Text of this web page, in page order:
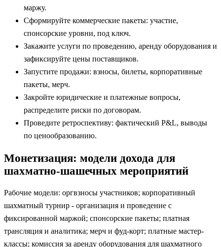
маржу.
Сформируйте коммерческие пакеты: участие,
спонсорские уровни, под ключ.
Закажите услуги по проведению, аренду оборудования и
зафиксируйте цены поставщиков.
Запустите продажи: взносы, билеты, корпоративные
пакеты, мерч.
Закройте юридические и платежные вопросы,
распределите риски по договорам.
Проведите ретроспективу: фактический P&L, выводы
по ценообразованию.
Монетизация: модели дохода для
шахматно-шашечных мероприятий
Рабочие модели: оргвзносы участников; корпоративный
шахматный турнир - организация и проведение с
фиксированной маржой; спонсорские пакеты; платная
трансляция и аналитика; мерч и фуд-корт; платные мастер-
классы; комиссия за аренду оборудования для шахматного